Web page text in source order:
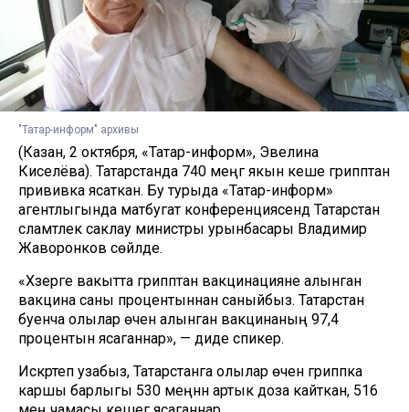
"Татар-информ" архивы
(Казан, 2 октября, «Татар-информ», Эвелина
Киселёва). Татарстанда 740 меңгә якын кеше грипптан
прививка ясаткан. Бу турыда «Татар-информ»
агентлыгында матбугат конференциясендә Татарстан
сәламәтлек саклау министры урынбасары Владимир
Жаворонков сөйләде.
«Хәзерге вакытта грипптан вакцинацияне алынган
вакцина саны процентыннан саныйбыз. Татарстан
буенча олылар өчен алынган вакцинаның 97,4
процентын ясаганнар», — диде спикер.
Искәртеп узабыз, Татарстанга олылар өчен гриппка
каршы барлыгы 530 меңнән артык доза кайткан, 516